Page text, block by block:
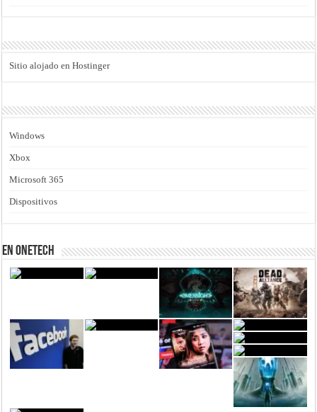
Sitio alojado en Hostinger
Windows
Xbox
Microsoft 365
Dispositivos
En Onetech